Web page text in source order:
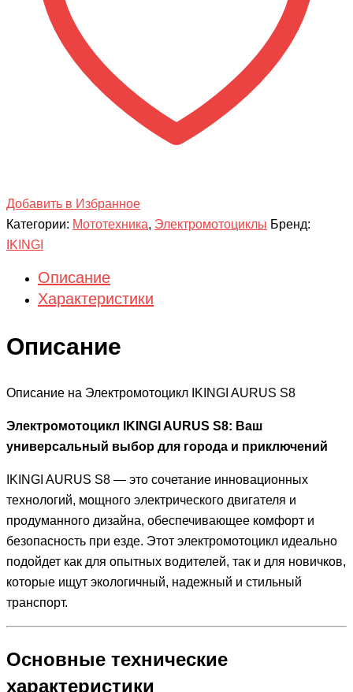
Добавить в Избранное
Категории: Мототехника, Электромотоциклы Бренд:
IKINGI
Описание
Характеристики
Описание
Описание на Электромотоцикл IKINGI AURUS S8
Электромотоцикл IKINGI AURUS S8: Ваш
универсальный выбор для города и приключений
IKINGI AURUS S8 — это сочетание инновационных
технологий, мощного электрического двигателя и
продуманного дизайна, обеспечивающее комфорт и
безопасность при езде. Этот электромотоцикл идеально
подойдет как для опытных водителей, так и для новичков,
которые ищут экологичный, надежный и стильный
транспорт.
Основные технические
характеристики